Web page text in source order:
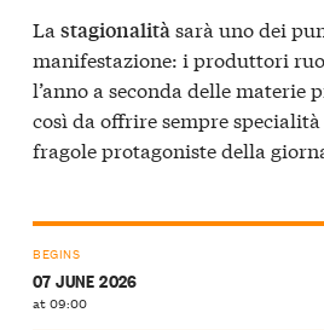
La stagionalitàsarà uno dei
manifestazione: i produttori
l’anno a seconda delle materie
così da offrire sempre
fragole protagoniste della
BEGINS
07 JUNE 2026
at 09:00